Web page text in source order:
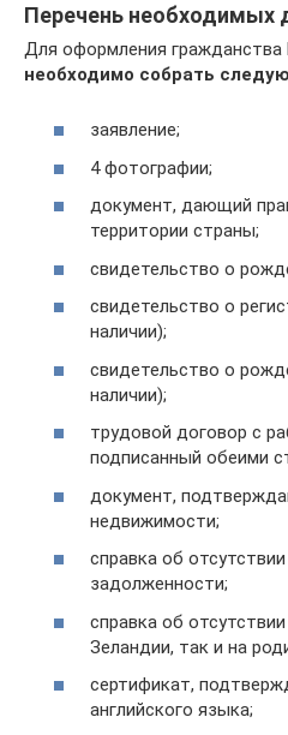
Перечень необходимых
Для оформления гражданства
необходимо собрать
заявление;
4 фотографии;
документ, дающий
территории страны;
свидетельство о
свидетельство о
наличии);
свидетельство о
наличии);
трудовой договор с
подписанный обеими
документ,
недвижимости;
справка об
задолженности;
справка об
Зеландии, так и на
сертификат,
английского языка;